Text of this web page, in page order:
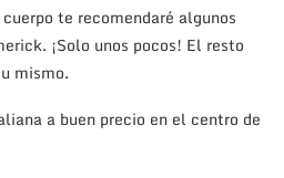
te recomendaré algunos
¡Solo unos pocos! El resto
mismo.
a buen precio en el centro de